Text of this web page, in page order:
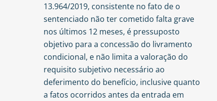
13.964/2019, consistente no fato de o
sentenciado não ter cometido falta grave
nos últimos 12 meses, é pressuposto
objetivo para a concessão do livramento
condicional, e não limita a valoração do
requisito subjetivo necessário ao
deferimento do benefício, inclusive quanto
a fatos ocorridos antes da entrada em